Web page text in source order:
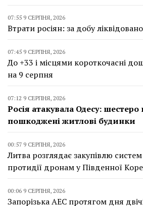
07:55 9 СЕРПНЯ, 2026
Втрати росіян: за добу
07:45 9 СЕРПНЯ, 2026
До +33 і місцями короткочасні
на 9 серпня
07:12 9 СЕРПНЯ, 2026
Росія атакувала Одесу:
пошкоджені житлові будинки
00:57 9 СЕРПНЯ, 2026
Литва розглядає закупівлю
протидії дронам у Південної
00:06 9 СЕРПНЯ, 2026
Запорізька АЕС протягом дня